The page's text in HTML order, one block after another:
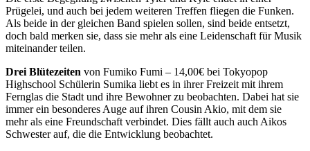
Prügelei, und auch bei jedem weiteren Treffen fliegen die Funken.
Als beide in der gleichen Band spielen sollen, sind beide entsetzt,
doch bald merken sie, dass sie mehr als eine Leidenschaft für Musik
miteinander teilen.
Drei Blütezeiten von Fumiko Fumi – 14,00€ bei Tokyopop
Highschool Schülerin Sumika liebt es in ihrer Freizeit mit ihrem
Fernglas die Stadt und ihre Bewohner zu beobachten. Dabei hat sie
immer ein besonderes Auge auf ihren Cousin Akio, mit dem sie
mehr als eine Freundschaft verbindet. Dies fällt auch auch Aikos
Schwester auf, die die Entwicklung beobachtet.